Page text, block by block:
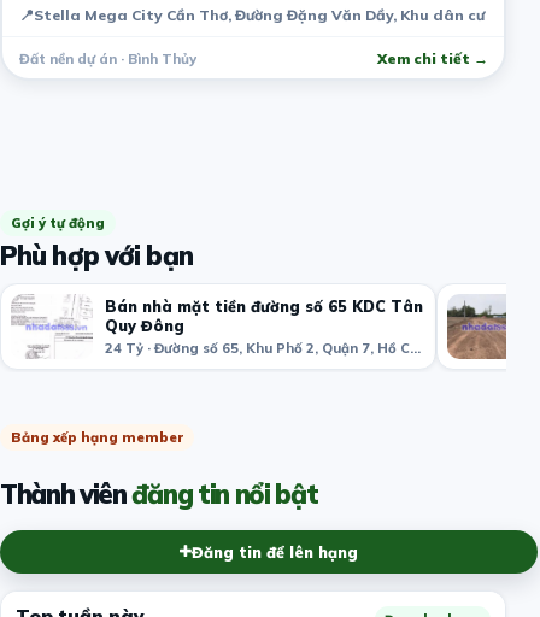
📍Stella Mega City Cần Thơ, Đường Đặng Văn Dầy, Khu dân cư Ngân
Đất nền dự án · Bình Thủy Xem chi tiết →
Gợi ý tự động
Phù hợp với bạn
Bán nhà mặt tiền đường số 65 KDC Tân
Quy Đông
24 Tỷ · Đường số 65, Khu Phố 2, Quận 7, Hồ Chí Minh, Việt Nam
Bảng xếp hạng member
Thành viênđăng tin nổi bật
Đăng tin để lên hạng